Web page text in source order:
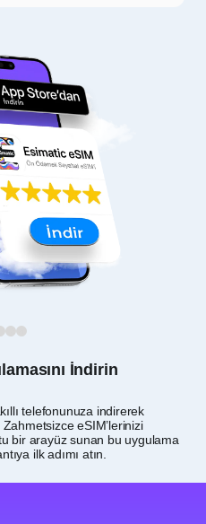
İndirin
telefonunuza indirerek
eSIM’lerinizi
bir arayüz sunan bu uygulama
ilk adımı atın.
3 4